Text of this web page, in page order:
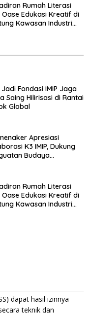
Rumah Literasi
Oase Edukasi Kreatif di
Kawasan Industri
Jadi Fondasi IMIP Jaga
Saing Hilirisasi di Rantai
Global
Apresiasi
K3 IMIP, Dukung
Budaya
Rumah Literasi
Oase Edukasi Kreatif di
Kawasan Industri
dapat hasil izinnya
teknik dan